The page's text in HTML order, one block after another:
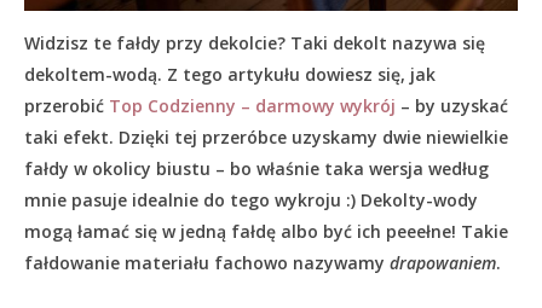
Widzisz te fałdy przy dekolcie? Taki dekolt nazywa się
dekoltem-wodą. Z tego artykułu dowiesz się, jak
przerobić Top Codzienny – darmowy wykrój – by uzyskać
taki efekt. Dzięki tej przeróbce uzyskamy dwie niewielkie
fałdy w okolicy biustu – bo właśnie taka wersja według
mnie pasuje idealnie do tego wykroju :) Dekolty-wody
mogą łamać się w jedną fałdę albo być ich peeełne! Takie
fałdowanie materiału fachowo nazywamy drapowaniem.